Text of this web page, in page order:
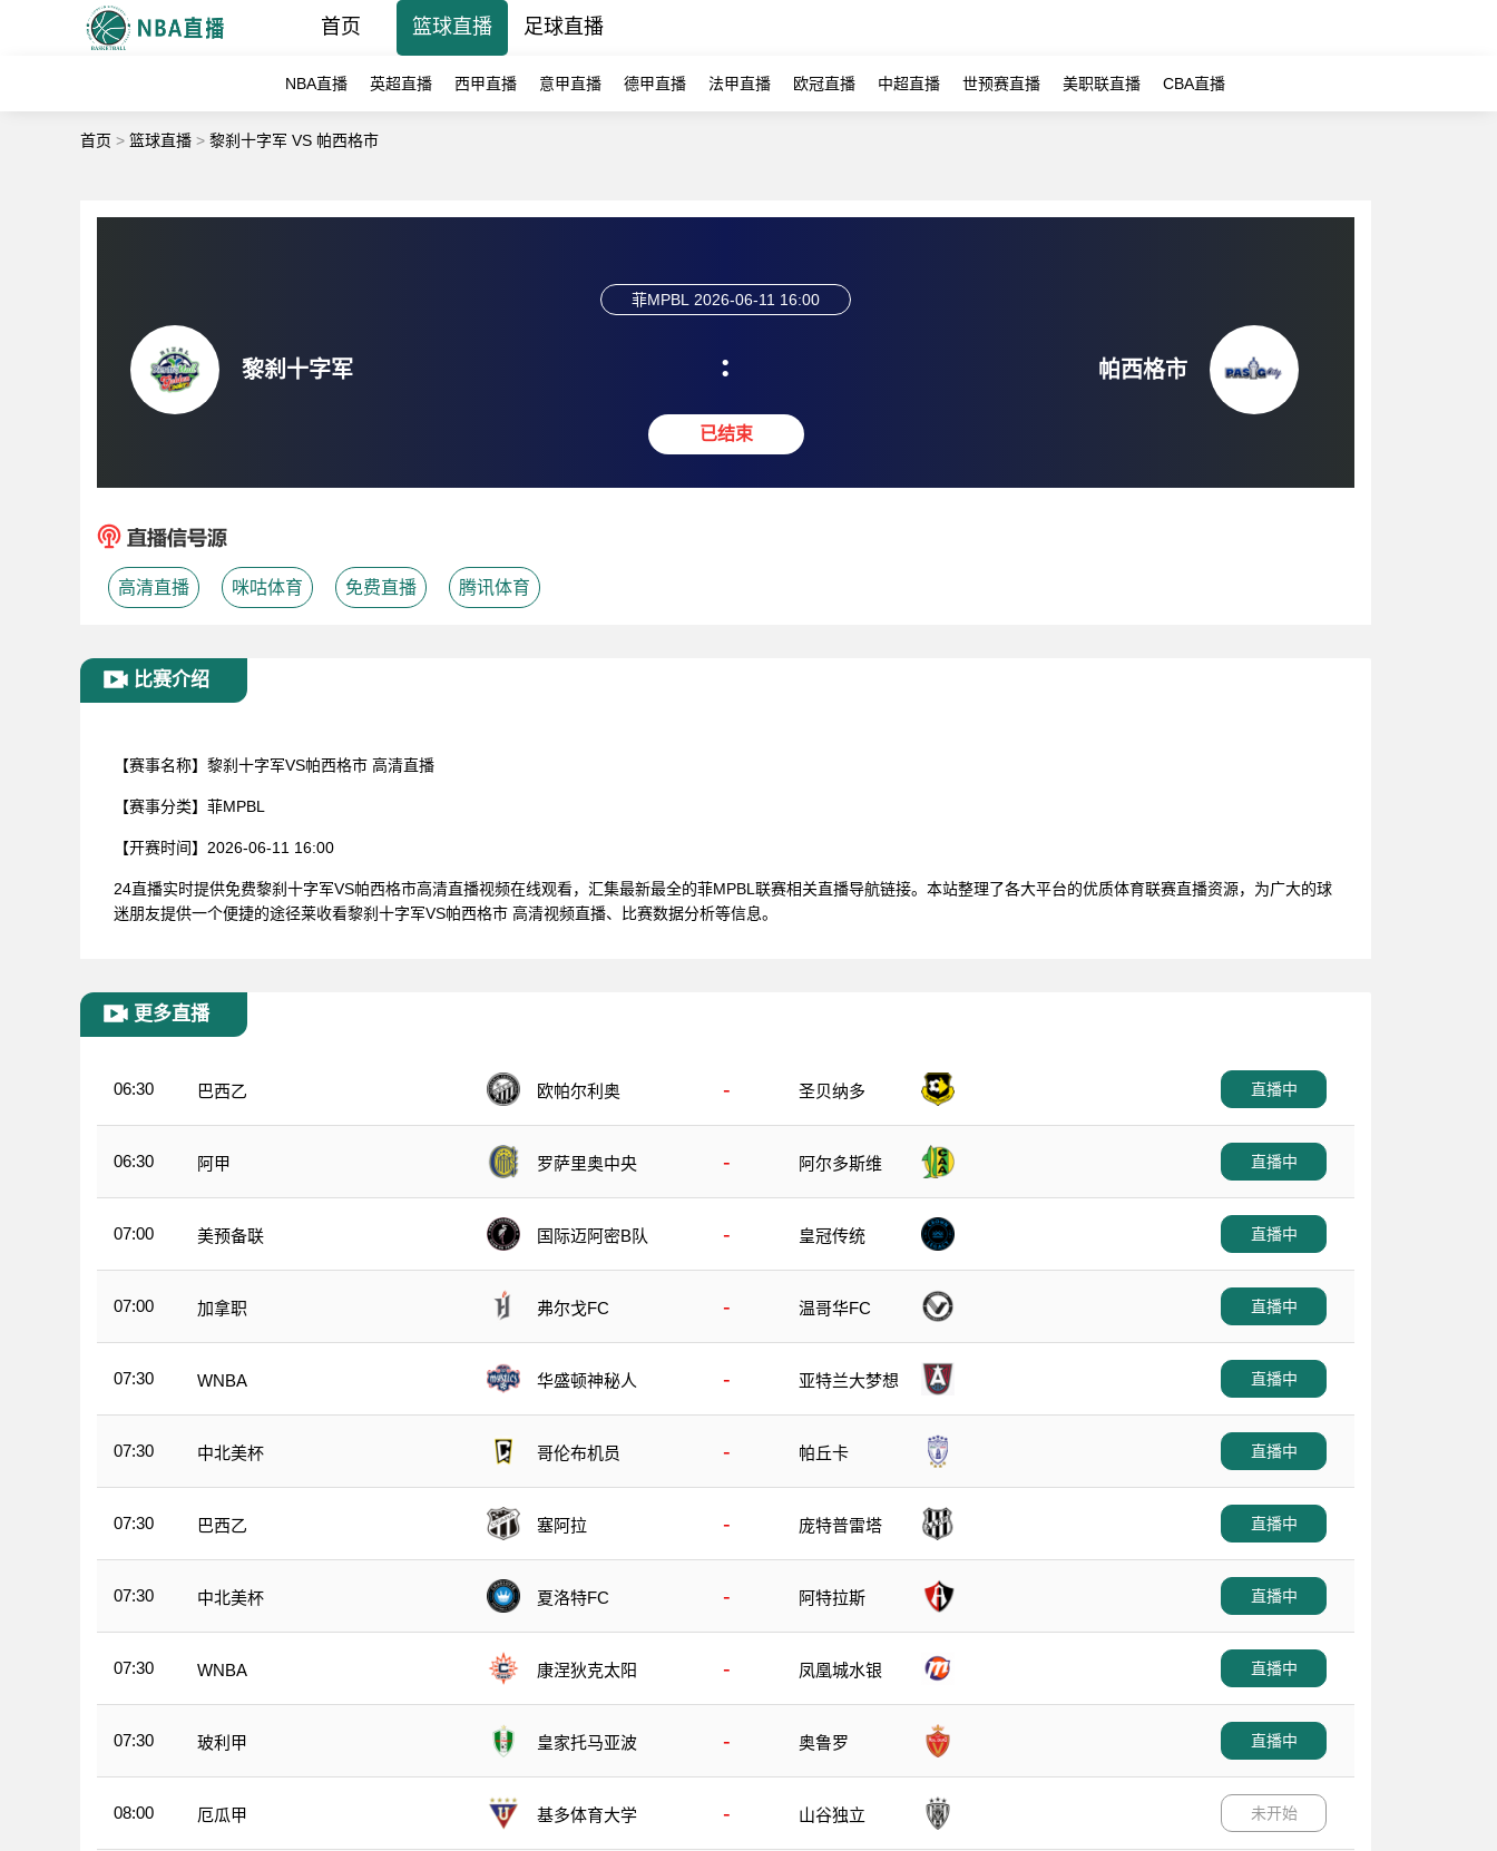
首页 篮球直播 足球直播
NBA直播 英超直播 西甲直播 意甲直播 德甲直播 法甲直播 欧冠直播 中超直播 世预赛直播 美职联直播 CBA直播
首页 > 篮球直播 > 黎刹十字军 VS 帕西格市
黎刹十字军
菲MPBL 2026-06-11 16:00
:
已结束
帕西格市
高清直播 咪咕体育 免费直播 腾讯体育
比赛介绍
【赛事名称】 黎刹十字军VS帕西格市 高清直播
【赛事分类】 菲MPBL
【开赛时间】 2026-06-11 16:00
24直播实时提供免费黎刹十字军VS帕西格市高清直播视频在线观看，汇集最新最全的菲MPBL联赛相关直播导航链接。本站整理了各大平台的优质体育联赛直播资源，为广大的球
迷朋友提供一个便捷的途径莱收看黎刹十字军VS帕西格市 高清视频直播、比赛数据分析等信息。
更多直播
06:30 巴西乙 欧帕尔利奥 - 圣贝纳多 直播中
06:30 阿甲 罗萨里奥中央 - 阿尔多斯维 直播中
07:00 美预备联 国际迈阿密B队 - 皇冠传统 直播中
07:00 加拿职 弗尔戈FC - 温哥华FC 直播中
07:30 WNBA 华盛顿神秘人 - 亚特兰大梦想 直播中
07:30 中北美杯 哥伦布机员 - 帕丘卡 直播中
07:30 巴西乙 塞阿拉 - 庞特普雷塔 直播中
07:30 中北美杯 夏洛特FC - 阿特拉斯 直播中
07:30 WNBA 康涅狄克太阳 - 凤凰城水银 直播中
07:30 玻利甲 皇家托马亚波 - 奥鲁罗 直播中
08:00 厄瓜甲 基多体育大学 - 山谷独立 未开始